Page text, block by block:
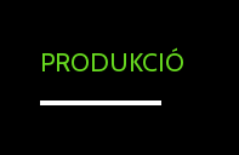
PRODUKCIÓ